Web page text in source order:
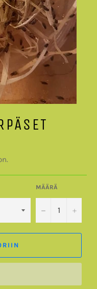
MÄÄRÄ
− +